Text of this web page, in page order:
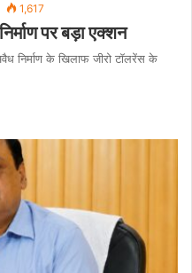
1,617
पर बड़ा एक्शन
निर्माण के खिलाफ जीरो टॉलरेंस के